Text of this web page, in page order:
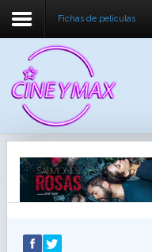
Fichas de peliculas